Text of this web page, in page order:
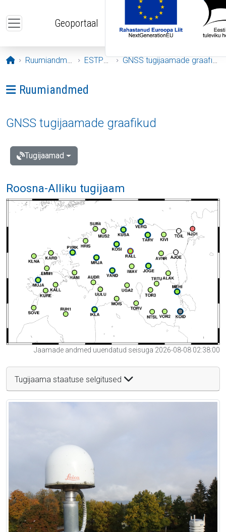
Geoportaal
Avaleht
Ruumiandmed ESTPOS GNSS tugijaamade graafikud
Ava menüü: Ruumiandmed
Ruumiandmed
GNSS tugijaamade graafikud
Tugijaamad
Roosna-Alliku tugijaam
Jaamade andmed uuendatud seisuga 2026-08-08 02:38:00
Tugijaama staatuse selgitused